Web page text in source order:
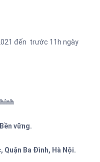
đến trước 11h ngày
vững.
Ba Đình, Hà Nội.